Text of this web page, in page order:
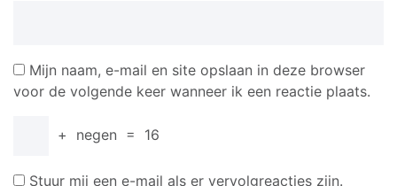
Mijn naam, e-mail en site opslaan in deze browser
voor de volgende keer wanneer ik een reactie plaats.
+ negen = 16
Stuur mij een e-mail als er vervolgreacties zijn.